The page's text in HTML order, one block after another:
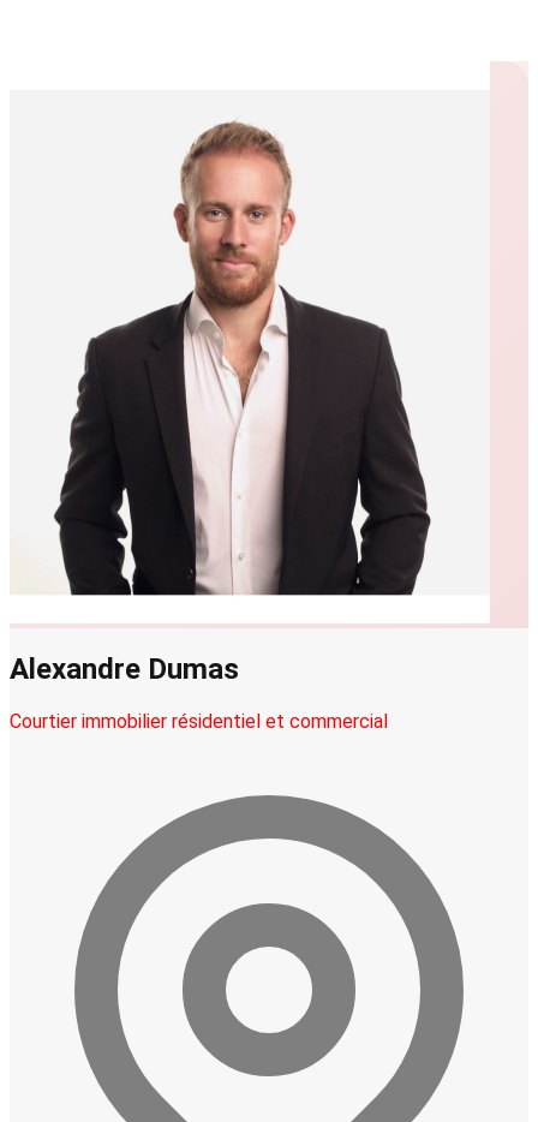
Alexandre Dumas
Courtier immobilier résidentiel et commercial